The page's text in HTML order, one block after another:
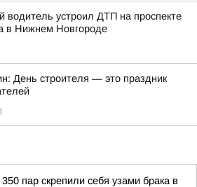
водитель устроил ДТП на проспекте
в Нижнем Новгороде
День строителя — это праздник
пар скрепили себя узами брака в